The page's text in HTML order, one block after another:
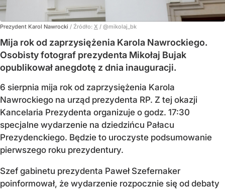
Prezydent Karol Nawrocki / Źródło: X / @mikolaj_bk
Mija rok od zaprzysiężenia Karola Nawrockiego.
Osobisty fotograf prezydenta Mikołaj Bujak
opublikował anegdotę z dnia inauguracji.
6 sierpnia mija rok od zaprzysiężenia Karola
Nawrockiego na urząd prezydenta RP. Z tej okazji
Kancelaria Prezydenta organizuje o godz. 17:30
specjalne wydarzenie na dziedzińcu Pałacu
Prezydenckiego. Będzie to uroczyste podsumowanie
pierwszego roku prezydentury.
Szef gabinetu prezydenta Paweł Szefernaker
poinformował, że wydarzenie rozpocznie się od debaty